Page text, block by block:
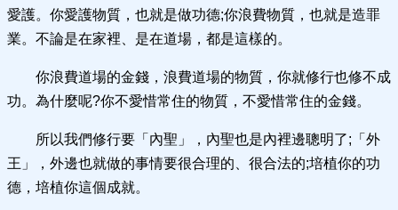
愛護。你愛護物質，也就是做功德;你浪費物質，也就是造罪
業。不論是在家裡、是在道場，都是這樣的。
你浪費道場的金錢，浪費道場的物質，你就修行也修不成
功。為什麼呢?你不愛惜常住的物質，不愛惜常住的金錢。
所以我們修行要「內聖」，內聖也是內裡邊聰明了;「外
王」，外邊也就做的事情要很合理的、很合法的;培植你的功
德，培植你這個成就。